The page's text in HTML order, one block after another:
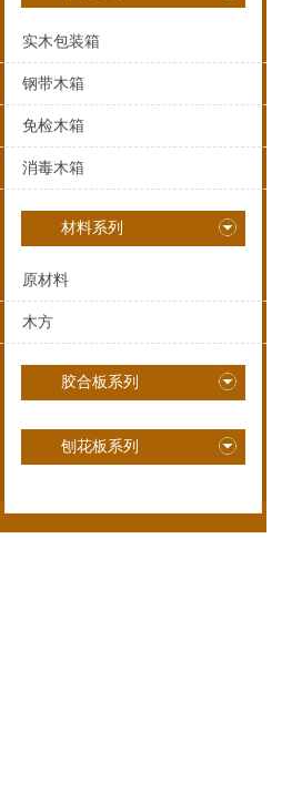
实木包装箱
钢带木箱
免检木箱
消毒木箱
材料系列
原材料
木方
胶合板系列
刨花板系列